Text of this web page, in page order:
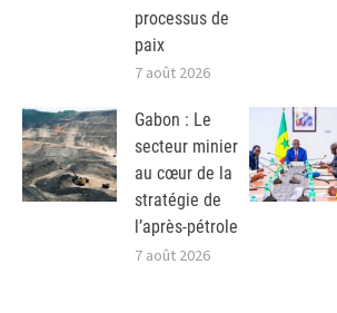
processus de
paix
7 août 2026
Gabon : Le
secteur minier
au cœur de la
stratégie de
l’après-pétrole
7 août 2026